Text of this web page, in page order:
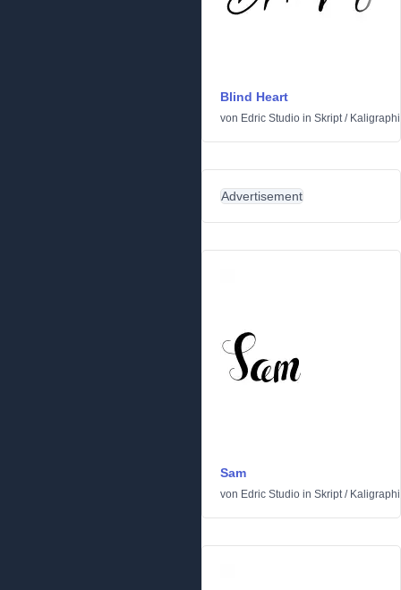
Blind Heart
von Edric Studio in Skript/
Advertisement
Sam
von Edric Studio in Skript/